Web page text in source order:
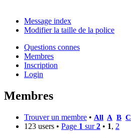
Message index
Modifier la taille de la police
Questions connes
Membres
Inscription
Login
Membres
Trouver un membre • All A B C
123 users • Page 1 sur2 • 1, 2